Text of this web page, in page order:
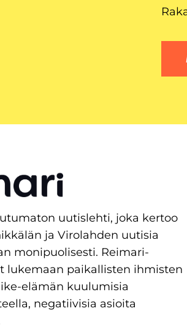
uutislehti, joka kertoo
ja Virolahden uutisia
monipuolisesti. Reimari-
lukemaan paikallisten ihmisten
elämän kuulumisia
negatiivisia asioita